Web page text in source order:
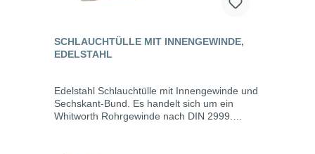
SCHLAUCHTÜLLE MIT INNENGEWINDE,
EDELSTAHL
Edelstahl Schlauchtülle mit Innengewinde und
Sechskant-Bund. Es handelt sich um ein
Whitworth Rohrgewinde nach DIN 2999.